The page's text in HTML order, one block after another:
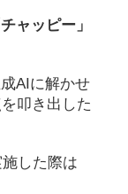
ャッピー」
AIに解かせ
叩き出した
した際は